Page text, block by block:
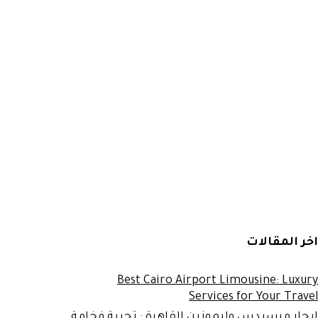
اخر المقالات
Best Cairo Airport Limousine: Luxury
Services for Your Travel